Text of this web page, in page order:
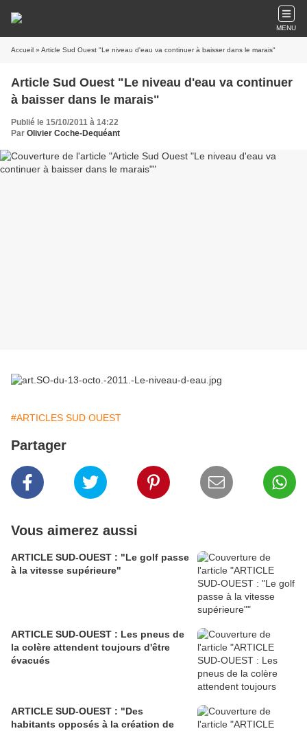
MENU
Accueil » Article Sud Ouest "Le niveau d'eau va continuer à baisser dans le marais"
Article Sud Ouest "Le niveau d'eau va continuer
à baisser dans le marais"
Publié le 15/10/2011 à 14:22
Par Olivier Coche-Dequéant
#ARTICLES SUD OUEST
Partager
Vous aimerez aussi
ARTICLE SUD-OUEST : "Le golf passe
à la vitesse supérieure"
ARTICLE SUD-OUEST : Les pneus de
la colère attendent toujours d'être
évacués
ARTICLE SUD-OUEST : "Des
habitants opposés à la création de